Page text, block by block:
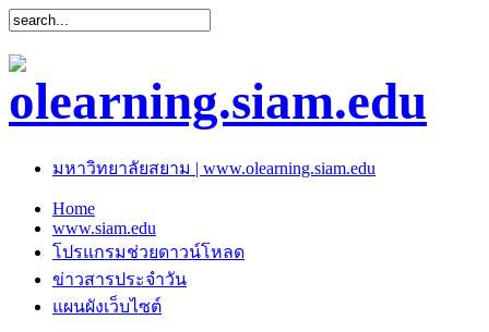
มหาวิทยาลัยสยาม | www.olearning.siam.edu
Home
www.siam.edu
โปรแกรมช่วยดาวน์โหลด
ข่าวสารประจำวัน
แผนผังเว็บไซต์